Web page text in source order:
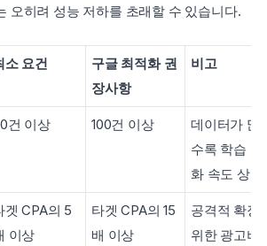
오히려 성능 저하를 초래할 수 있습니다.
소 요건
구글 최적화 권
장사항
비고
건 이상 100건 이상
데이터가 많
수록 학습 안
화 속도 상승
겟 CPA의 5
이상
타겟 CPA의 15
배 이상
공격적 확장
위한 광고비